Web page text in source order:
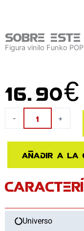
Sobre
Figura vinilo Funko
16.90€
-
Mouse
cantidad
+
Añadir a la
Universo